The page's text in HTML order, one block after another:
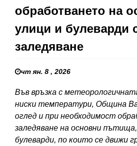
обработването на
улици и булеварди
заледяване
чт ян. 8 , 2026
Във връзка с
ниски температури, Община
оглед и при необходимост
заледяване на основни
булеварди, по които се движи